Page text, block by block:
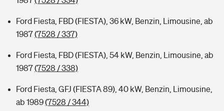
Ford Fiesta, FBD (FIESTA), 36 kW, Benzin, Limousine, ab
1987(7528 / 337)
Ford Fiesta, FBD (FIESTA), 54 kW, Benzin, Limousine, ab
1987(7528 / 338)
Ford Fiesta, GFJ (FIESTA 89), 40 kW, Benzin, Limousine,
ab 1989(7528 / 344)